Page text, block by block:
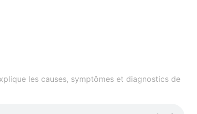
les causes, symptômes et diagnostics de